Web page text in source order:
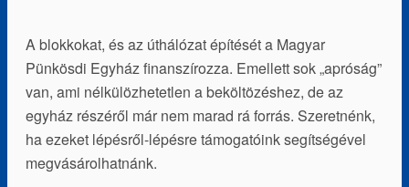
A blokkokat, és az úthálózat építését a Magyar
Pünkösdi Egyház finanszírozza. Emellett sok „apróság”
van, ami nélkülözhetetlen a beköltözéshez, de az
egyház részéről már nem marad rá forrás. Szeretnénk,
ha ezeket lépésről-lépésre támogatóink segítségével
megvásárolhatnánk.